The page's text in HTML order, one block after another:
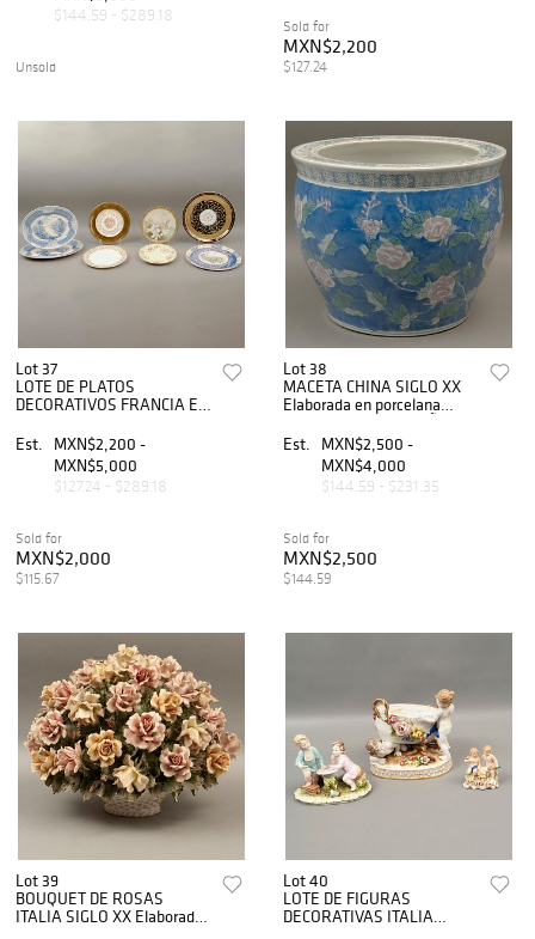
$144.59 - $289.18
Unsold
Sold for
MXN$2,200
$127.24
Lot 37
LOTE DE PLATOS
DECORATIVOS FRANCIA E
Elaborados en porcelana
Sellados Limoges, Royal
Doulton, otros D...
Est.
MXN$2,200 -
MXN$5,000
$127.24 - $289.18
Sold for
MXN$2,000
$115.67
Lot 38
MACETA CHINA SIGLO XX
Elaborada en porcelana
floral sobre fondo azul
Detales de conservaciÃ³n
Est.
MXN$2,500 -
MXN$4,000
$144.59 - $231.35
Sold for
MXN$2,500
$144.59
Lot 39
BOUQUET DE ROSAS
ITALIA SIGLO XX Elaborado
Lot 40
LOTE DE FIGURAS
DECORATIVAS ITALIA